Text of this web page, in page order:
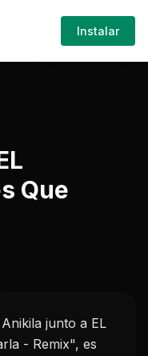
el-enviado---tienes-
Iniciar
Sesión
Que
junto a EL
- Remix", es
Instalar